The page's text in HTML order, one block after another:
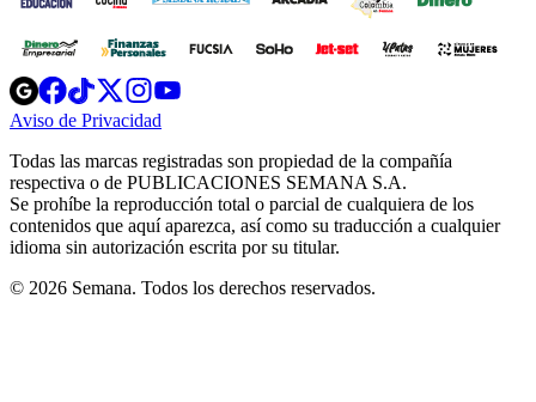
Opens
in
new
Opens
in
new
Opens
in
new
window
Opens
new
windowwindow
Aviso de Privacidad
new
window
Todas las marcas registradas son propiedad de la compañía
respectiva o de PUBLICACIONES SEMANA S.A.
Se prohíbe la reproducción total o parcial de cualquiera de los
contenidos que aquí aparezca, así como su traducción a cualquier
idioma sin autorización escrita por su titular.
© 2026 Semana. Todos los derechos reservados.